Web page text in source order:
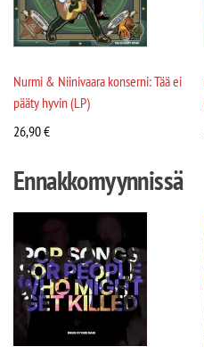
Nurmi & Niinivaara konserni: Tää ei
pääty hyvin (LP)
26,90€
Ennakkomyynnissä